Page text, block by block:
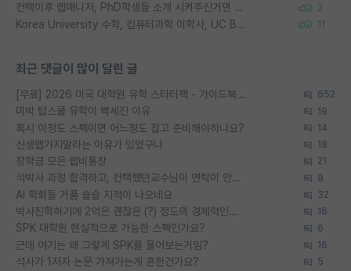
컨택이후 랩매니저, PhD학생들 소개 시켜주신거면 거의 컨펌에 가깝나요? 2
Korea University 수학, 컴퓨터과학 이학사, UC Berkeley 산업공학 대학원 공학박사가 되는 것은 쉽지 않겠죠? 11
최근 댓글이 많이 달린 글
[무료] 2026 미국 대학원 유학 스타터팩 - 가이드북 & 합격자 컨택메일 템플릿 652
미박 탑스쿨 유학이 빡세진 이유 19
혹시 이정도 스펙이면 어느정도 잡고 준비해야하나요? 14
신생랩가지말라는 이유가 있었구나 18
장학금 모은 랩비통장 21
석박사 과정 합격하고, 컨택했던교수님이 연락이 안됩니다... 8
AI 학회들 거품 슬슬 지적이 나오네요 32
박사진학하기에 2억은 괜찮은 (?) 정도의 경제력인가요 16
SPK 대학원 현실적으로 가능한 스펙인가요? 6
근데 여기는 왜 그렇게 SPK를 물어보는거임? 16
석사가 1저자 논문 가져가는게 흔한건가요? 5